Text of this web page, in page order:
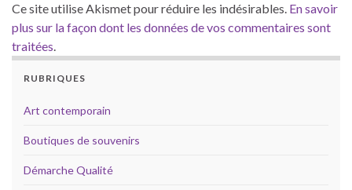
Ce site utilise Akismet pour réduire les indésirables. En savoir
plus sur la façon dont les données de vos commentaires sont
traitées.
RUBRIQUES
Art contemporain
Boutiques de souvenirs
Démarche Qualité